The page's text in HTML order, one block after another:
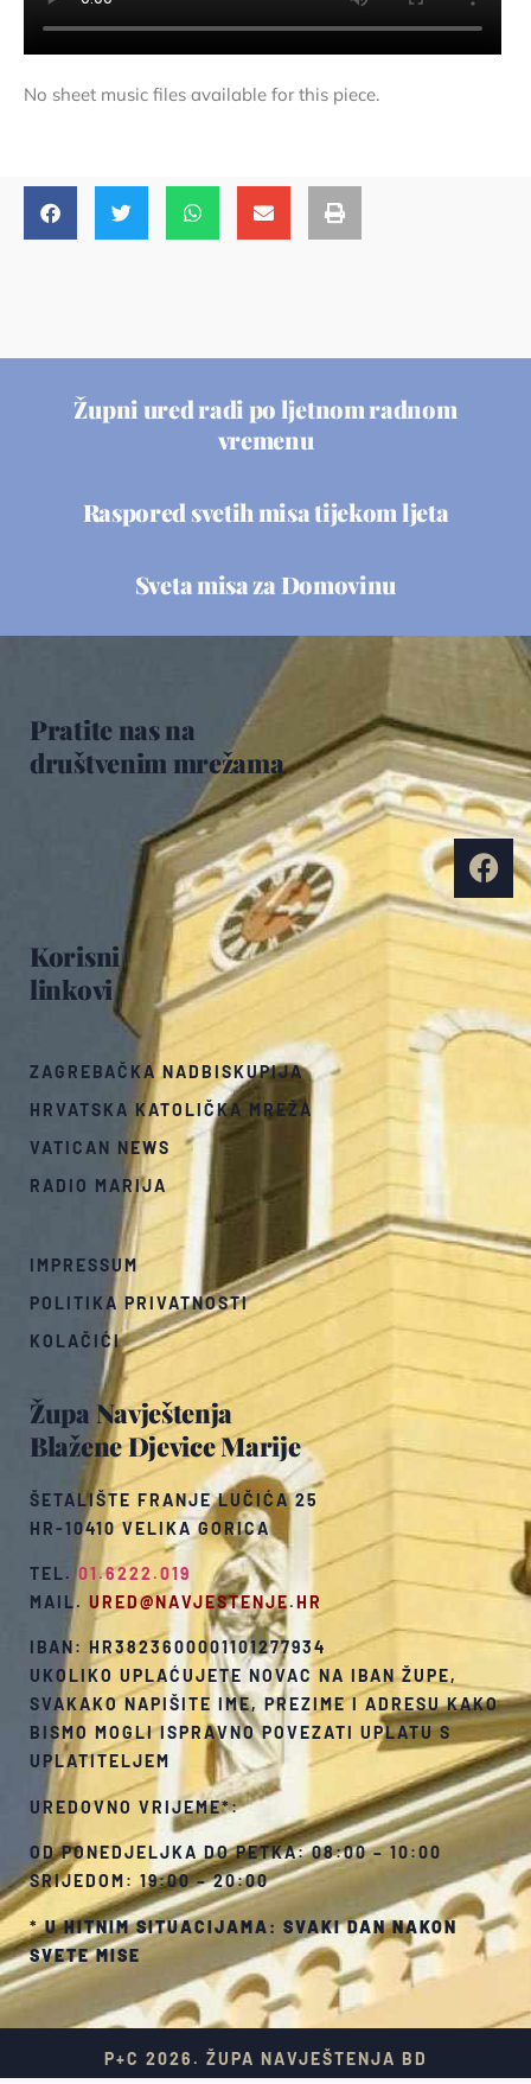
No sheet music files available for this piece.
Župni ured radi po ljetnom radnom
vremenu
Raspored svetih misa tijekom ljeta
Sveta misa za Domovinu
Župa Navještenja
Blažene Djevice Marije
ŠETALIŠTE FRANJE LUČIĆA 25
HR-10410 VELIKA GORICA
TEL.01.6222.019
MAIL. URED@NAVJESTENJE.HR
IBAN: HR3823600001101277934
UKOLIKO UPLAĆUJETE NOVAC NA IBAN ŽUPE,
SVAKAKO NAPIŠITE IME, PREZIME I ADRESU KAKO
BISMO MOGLI ISPRAVNO POVEZATI UPLATU S
UPLATITELJEM
UREDOVNO VRIJEME*:
OD PONEDJELJKA DO PETKA: 08:00 – 10:00
SRIJEDOM: 19:00 – 20:00
*U HITNIM SITUACIJAMA: SVAKI DAN NAKON
SVETE MISE
Korisni
linkovi
ZAGREBAČKA NADBISKUPIJA
HRVATSKA KATOLIČKA MREŽA
VATICAN NEWS
RADIO MARIJA
IMPRESSUM
POLITIKA PRIVATNOSTI
KOLAČIĆI
Pratite nas na
društvenim mrežama
P+C 2026. ŽUPA NAVJEŠTENJA BD